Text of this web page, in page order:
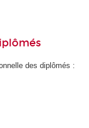
des diplômés :